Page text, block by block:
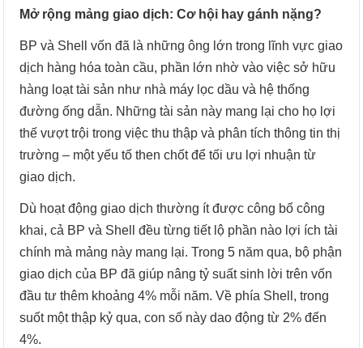
Mở rộng mảng giao dịch: Cơ hội hay gánh nặng?
BP và Shell vốn đã là những ông lớn trong lĩnh vực giao
dịch hàng hóa toàn cầu, phần lớn nhờ vào việc sở hữu
hàng loạt tài sản như nhà máy lọc dầu và hệ thống
đường ống dẫn. Những tài sản này mang lại cho họ lợi
thế vượt trội trong việc thu thập và phân tích thông tin thị
trường – một yếu tố then chốt để tối ưu lợi nhuận từ
giao dịch.
Dù hoạt động giao dịch thường ít được công bố công
khai, cả BP và Shell đều từng tiết lộ phần nào lợi ích tài
chính mà mảng này mang lại. Trong 5 năm qua, bộ phận
giao dịch của BP đã giúp nâng tỷ suất sinh lời trên vốn
đầu tư thêm khoảng 4% mỗi năm. Về phía Shell, trong
suốt một thập kỷ qua, con số này dao động từ 2% đến
4%.